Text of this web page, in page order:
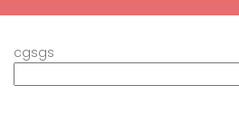
cgsgs